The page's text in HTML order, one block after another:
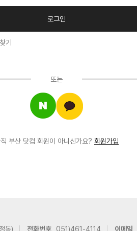
기
또는
부산 닷컴 회원이 아니신가요? 회원가입
동) 전화번호 051)461-4114 이메일